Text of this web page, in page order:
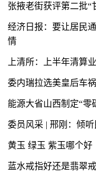
张掖老街获评第二批“
经济日报：要让居民
情
上清所：上半年清算
委内瑞拉选美皇后车
能源大省山西制定“零
委员风采 | 邢刚：倾
黄玉 绿玉 紫玉哪个好
蓝水戒指好还是翡翠